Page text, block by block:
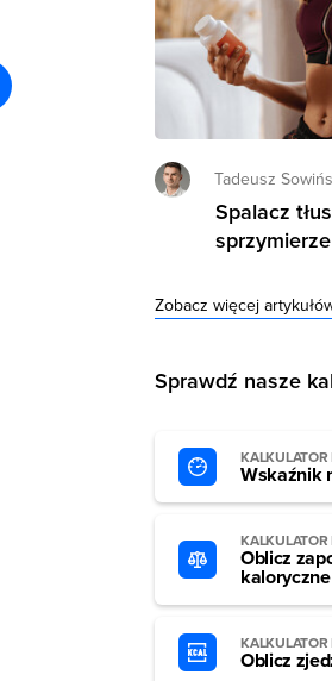
Tadeusz
Spalacz
Zobacz więcej
Sprawdź nasze
KALKULATOR
Wskaźnik
KALKULATOR
Oblicz
kaloryczne
KALKULATOR
Oblicz